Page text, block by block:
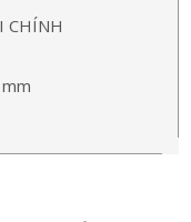
CHÍNH